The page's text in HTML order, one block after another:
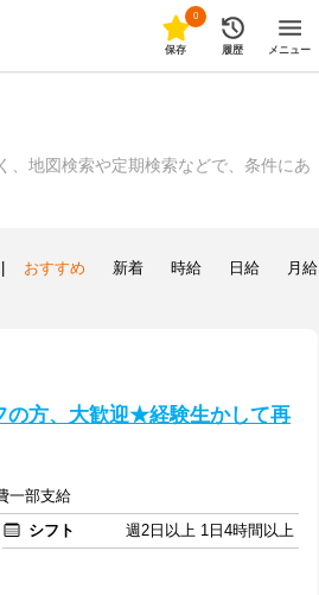
0
保存 履歴 メニュー
、地図検索や定期検索などで、条件にあ
おすすめ 新着 時給 日給 月給
の方、大歓迎★経験生かして再
一部支給
シフト
週2日以上 1日4時間以上